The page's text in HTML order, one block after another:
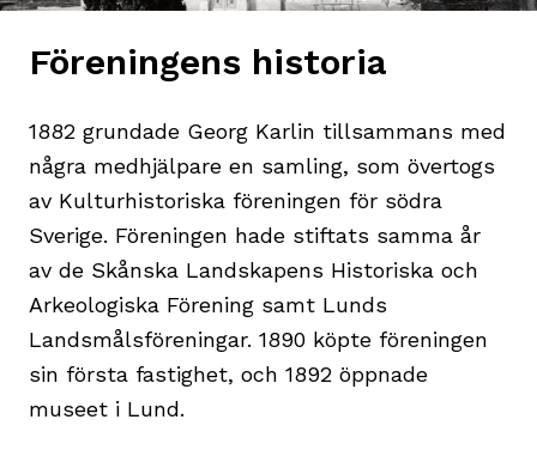
Föreningens historia
1882 grundade Georg Karlin tillsammans med
några medhjälpare en samling, som övertogs
av Kulturhistoriska föreningen för södra
Sverige. Föreningen hade stiftats samma år
av de Skånska Landskapens Historiska och
Arkeologiska Förening samt Lunds
Landsmålsföreningar. 1890 köpte föreningen
sin första fastighet, och 1892 öppnade
museet i Lund.